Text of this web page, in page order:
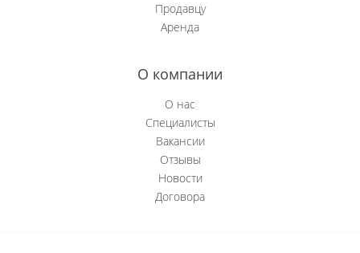
Продавцу
Аренда
О компании
О нас
Специалисты
Вакансии
Отзывы
Новости
Договора